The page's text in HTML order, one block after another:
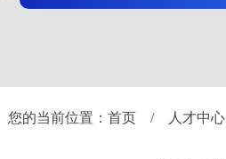
中
您的当前位置： 首页/ 人才中心